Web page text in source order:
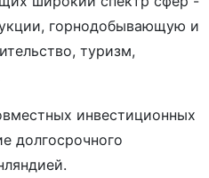
горнодобывающую и
туризм,
инвестиционных
долгосрочного